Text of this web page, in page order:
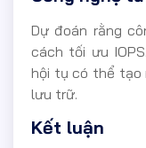
Dự đoán rằng
cách tối ưu
hội tụ có thể tạo
lưu trữ.
Kết luận